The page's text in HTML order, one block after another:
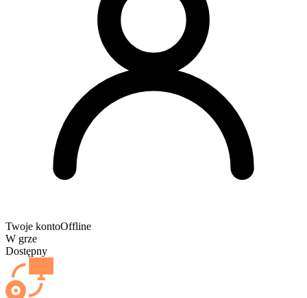
Twoje kontoOffline
W grze
Dostępny